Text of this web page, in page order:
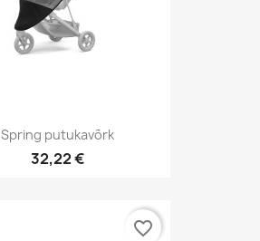
Spring putukavõrk
32,22 €
favorite_border